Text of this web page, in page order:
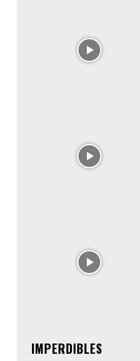
IMPERDIBLES